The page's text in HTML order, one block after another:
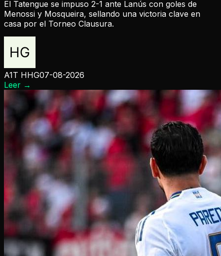
El Tatengue se impuso 2-1 ante Lanús con goles de
Menossi y Mosqueira, sellando una victoria clave en
casa por el Torneo Clausura.
A1T HHG07-08-2026
Leer →